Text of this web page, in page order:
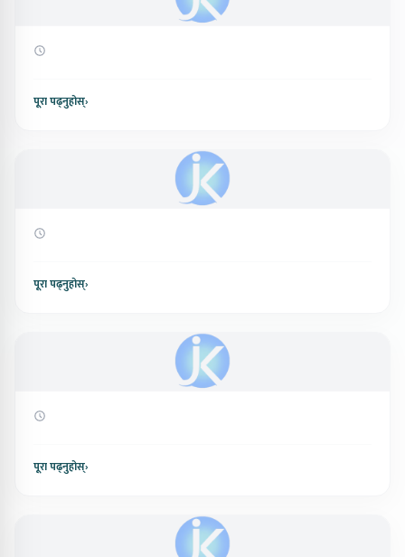
पूरा पढ्नुहोस्›
पूरा पढ्नुहोस्›
पूरा पढ्नुहोस्›